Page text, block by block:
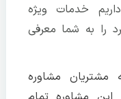
خدمات ویژه
را به شما معرفی
مشاوره